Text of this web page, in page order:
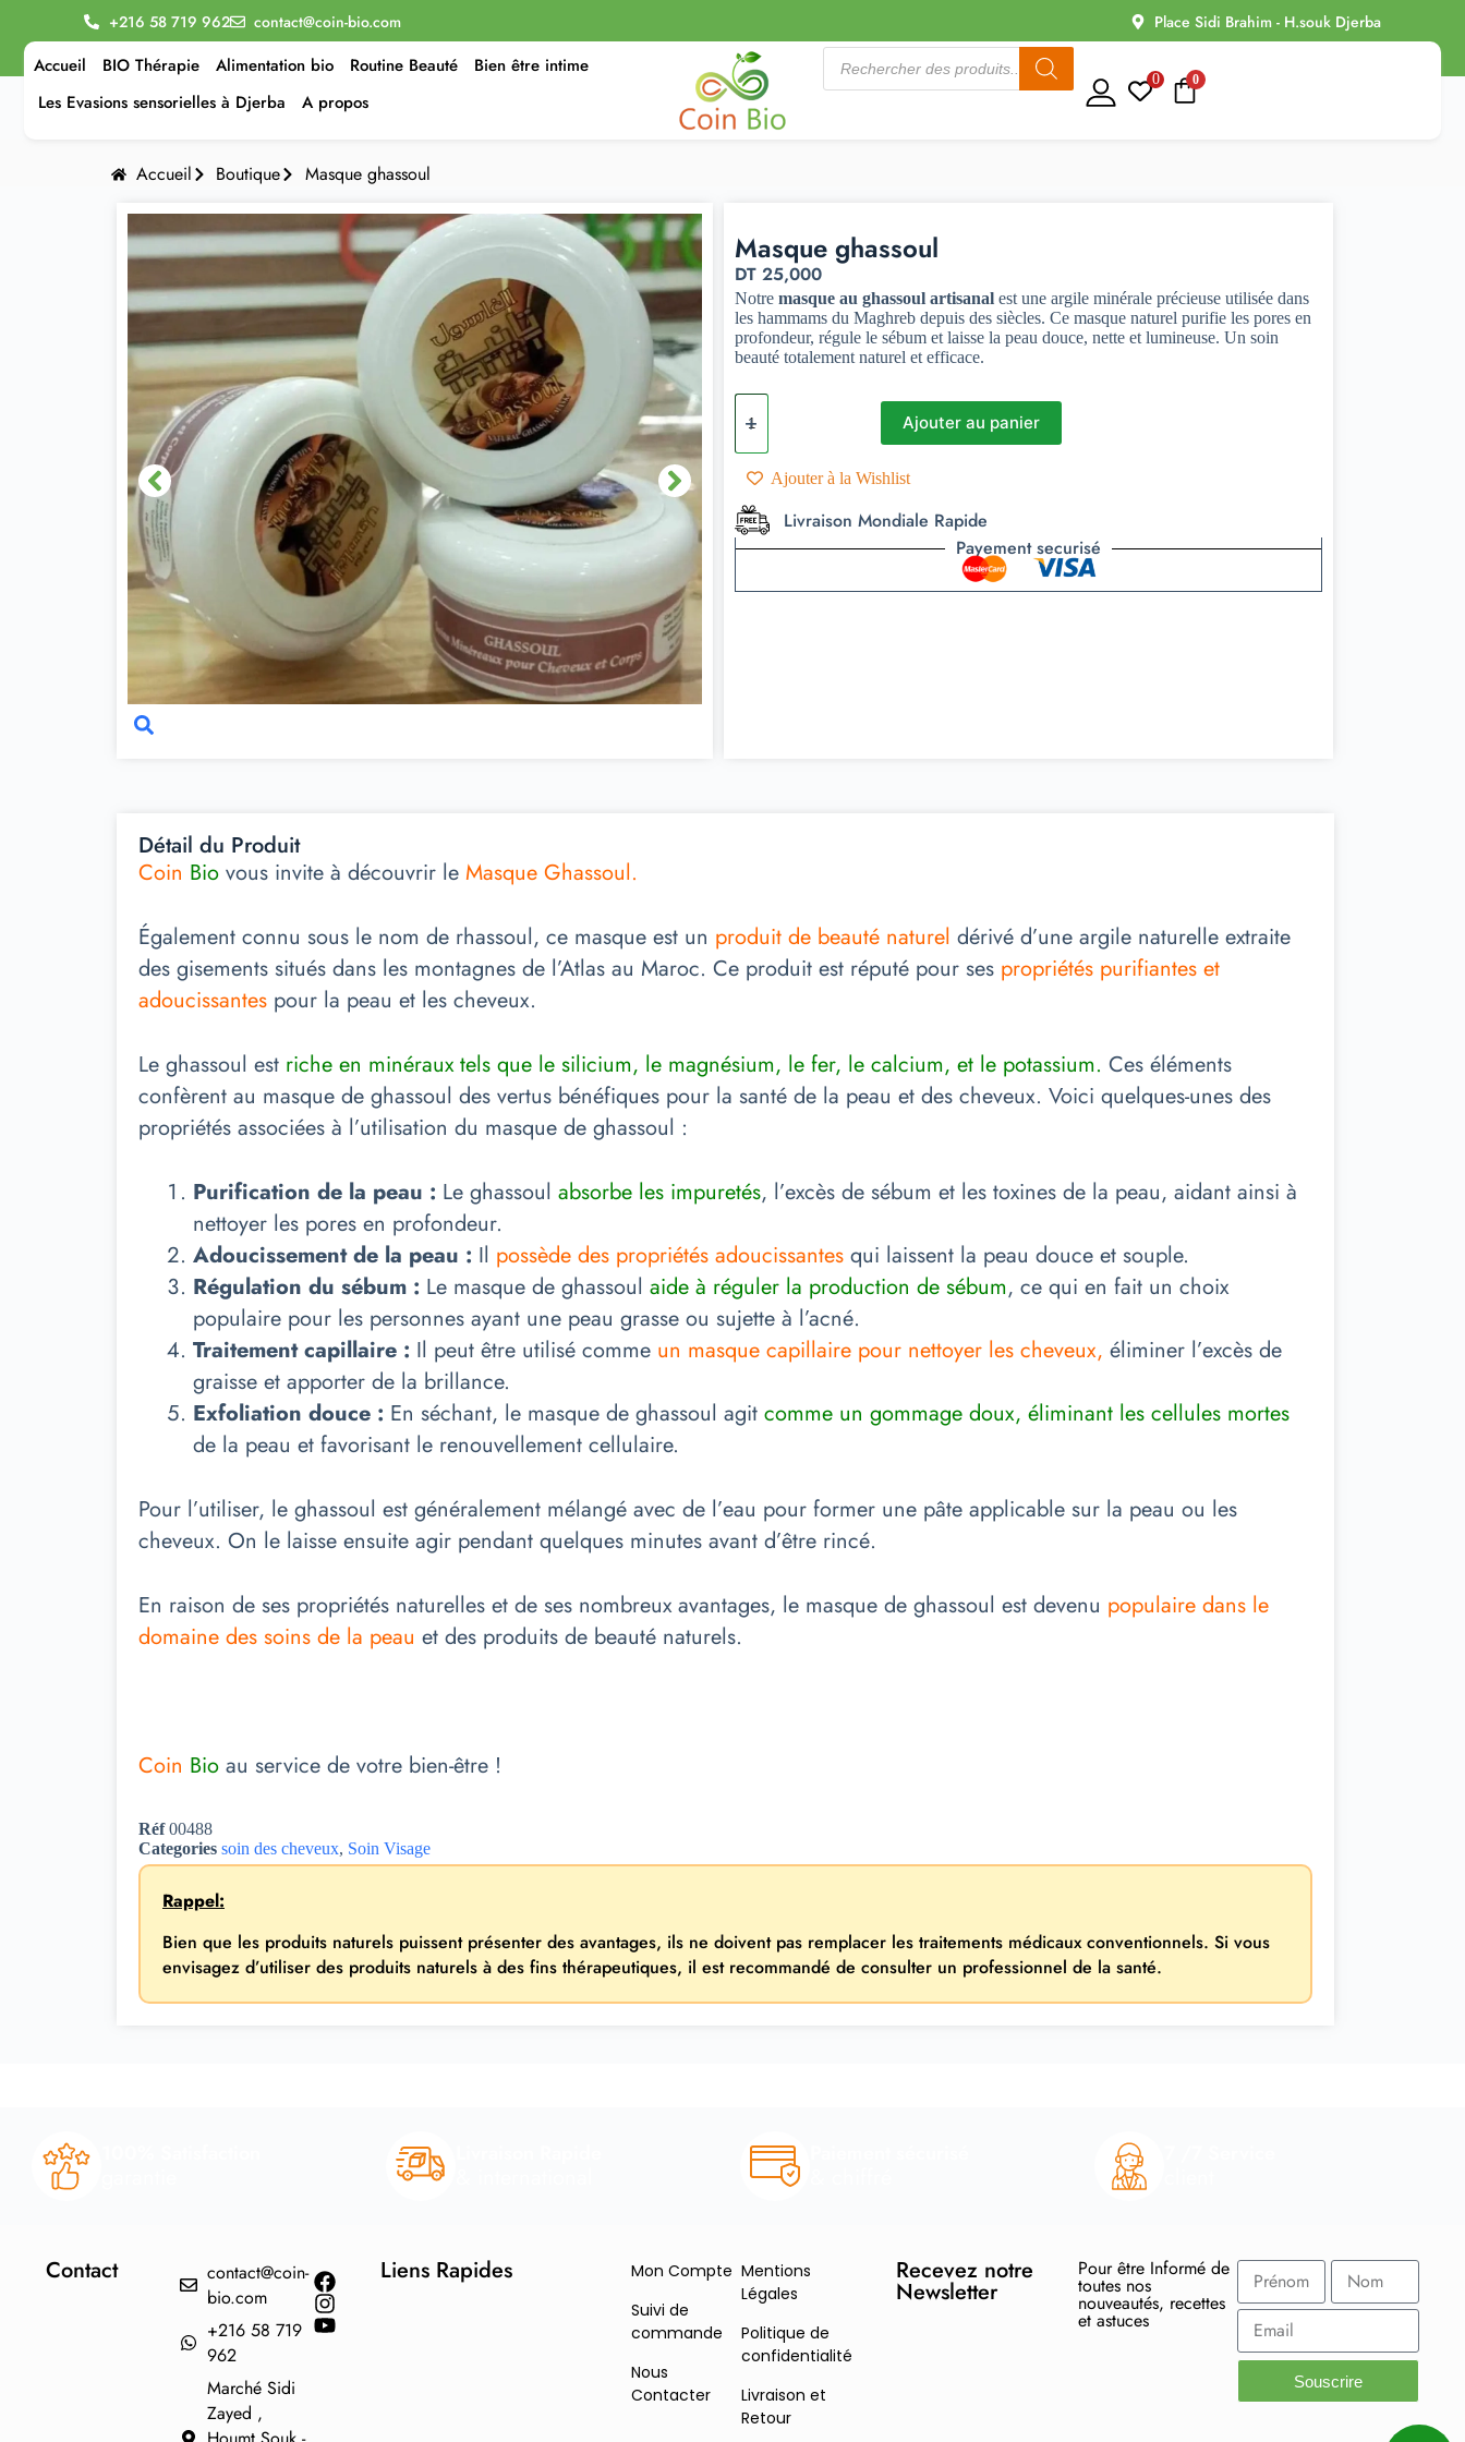
+216 58 719 962 contact@coin-bio.com Place Sidi Brahim - H.souk Djerba
Accueil BIO Thérapie Alimentation bio Routine Beauté
Bien être intime
Les Evasions sensorielles à Djerba
A propos
0
0
Accueil Boutique Masque ghassoul
Masque ghassoul
DT 25,000
Notremasque au ghassoul artisanal est une argile minérale précieuse utilisée dans
les hammams du Maghreb depuis des siècles. Ce masque naturel purifie les pores en
profondeur, régule le sébum et laisse la peau douce, nette et lumineuse. Un soin
beauté totalement naturel et efficace.
Ajouter au panier
Ajouter à la Wishlist
Livraison Mondiale Rapide
Payement securisé
Détail du Produit
Coin Bio vous invite à découvrir le Masque Ghassoul.
Également connu sous le nom de rhassoul, ce masque est un produit de beauté naturel dérivé d’une argile naturelle extraite
des gisements situés dans les montagnes de l’Atlas au Maroc. Ce produit est réputé pour ses propriétés purifiantes et
adoucissantes pour la peau et les cheveux.
Le ghassoul est riche en minéraux tels que le silicium, le magnésium, le fer, le calcium, et le potassium. Ces éléments
confèrent au masque de ghassoul des vertus bénéfiques pour la santé de la peau et des cheveux. Voici quelques-unes des
propriétés associées à l’utilisation du masque de ghassoul :
Purification de la peau : Le ghassoul absorbe les impuretés, l’excès de sébum et les toxines de la peau, aidant ainsi à
nettoyer les pores en profondeur.
Adoucissement de la peau : Il possède des propriétés adoucissantes qui laissent la peau douce et souple.
Régulation du sébum : Le masque de ghassoul aide à réguler la production de sébum, ce qui en fait un choix
populaire pour les personnes ayant une peau grasse ou sujette à l’acné.
Traitement capillaire : Il peut être utilisé comme un masque capillaire pour nettoyer les cheveux, éliminer l’excès de
graisse et apporter de la brillance.
Exfoliation douce : En séchant, le masque de ghassoul agit comme un gommage doux, éliminant les cellules mortes
de la peau et favorisant le renouvellement cellulaire.
Pour l’utiliser, le ghassoul est généralement mélangé avec de l’eau pour former une pâte applicable sur la peau ou les
cheveux. On le laisse ensuite agir pendant quelques minutes avant d’être rincé.
En raison de ses propriétés naturelles et de ses nombreux avantages, le masque de ghassoul est devenu populaire dans le
domaine des soins de la peau et des produits de beauté naturels.
Coin Bio au service de votre bien-être !
Réf00488
Categories soin des cheveux, Soin Visage
Rappel:
Bien que les produits naturels puissent présenter des avantages, ils ne doivent pas remplacer les traitements médicaux conventionnels. Si vous
envisagez d’utiliser des produits naturels à des fins thérapeutiques, il est recommandé de consulter un professionnel de la santé.
Contact
contact@coin-
bio.com
+216 58 719
962
Marché Sidi
Zayed ,
Liens Rapides
Mon Compte
Suivi de
commande
Nous
Contacter
Mentions
Légales
Politique de
confidentialité
Livraison et
Retour
Pour être Informé de
toutes nos
nouveautés, recettes
et astuces
Recevez notre
Newsletter
Souscrire